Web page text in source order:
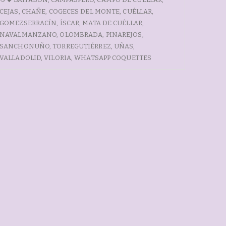
c
e
b
o
at
s
A
p
DE
PARAFINA
CUELLAR
CEJAS, CHAÑE, COGECES DEL MONTE, CUÉLLAR,
GOMEZSERRACÍN, ÍSCAR, MATA DE CUÉLLAR,
NAVALMANZANO, OLOMBRADA, PINAREJOS,
SANCHONUÑO, TORREGUTIÉRREZ, UÑAS,
VALLADOLID,VILORIA,WHATSAPP COQUETTES